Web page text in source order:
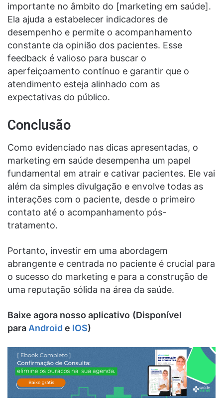
importante no âmbito do [marketing em saúde].
Ela ajuda a estabelecer indicadores de
desempenho e permite o acompanhamento
constante da opinião dos pacientes. Esse
feedback é valioso para buscar o
aperfeiçoamento contínuo e garantir que o
atendimento esteja alinhado com as
expectativas do público.
Conclusão
Como evidenciado nas dicas apresentadas, o
marketing em saúde desempenha um papel
fundamental em atrair e cativar pacientes. Ele vai
além da simples divulgação e envolve todas as
interações com o paciente, desde o primeiro
contato até o acompanhamento pós-
tratamento.
Portanto, investir em uma abordagem
abrangente e centrada no paciente é crucial para
o sucesso do marketing e para a construção de
uma reputação sólida na área da saúde.
Baixe agora nosso aplicativo (Disponível
paraAndroid e IOS)